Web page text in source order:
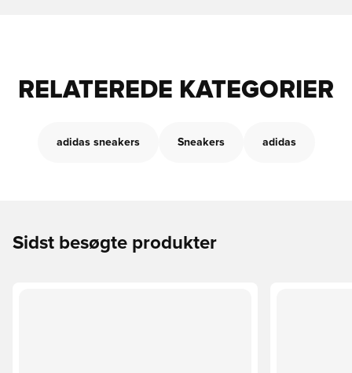
RELATEREDE KATEGORIER
adidas sneakers Sneakers adidas
Sidst besøgte produkter